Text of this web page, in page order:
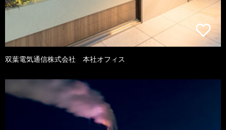
双葉電気通信株式会社 本社オフィス